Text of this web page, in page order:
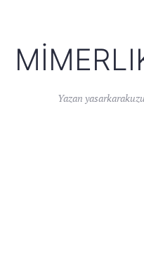
Yazan yasarkarakuzu